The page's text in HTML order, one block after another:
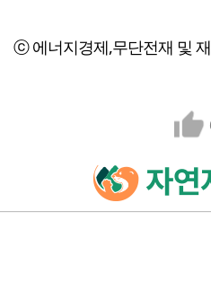
ⓒ 에너지경제,무단전재 및